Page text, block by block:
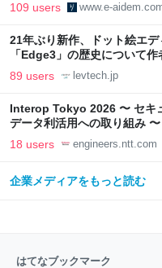
109 users www.e-
21年ぶり新作、ドット絵エデ
「Edge3」の歴史について
LAB
89 users levtech.jp
Interop Tokyo 2026 〜 セキ
データ利活用への取り組み
Engineers' Blog
18 users engineers.ntt.com
企業メディアをもっと読む
はてなブックマーク